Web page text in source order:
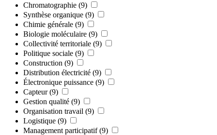
Chromatographie (9)
Synthèse organique (9)
Chimie générale (9)
Biologie moléculaire (9)
Collectivité territoriale (9)
Politique sociale (9)
Construction (9)
Distribution électricité (9)
Électronique puissance (9)
Capteur (9)
Gestion qualité (9)
Organisation travail (9)
Logistique (9)
Management participatif (9)